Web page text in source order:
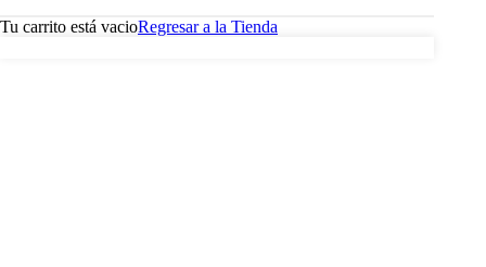
Tu carrito está vacioRegresar a la Tienda